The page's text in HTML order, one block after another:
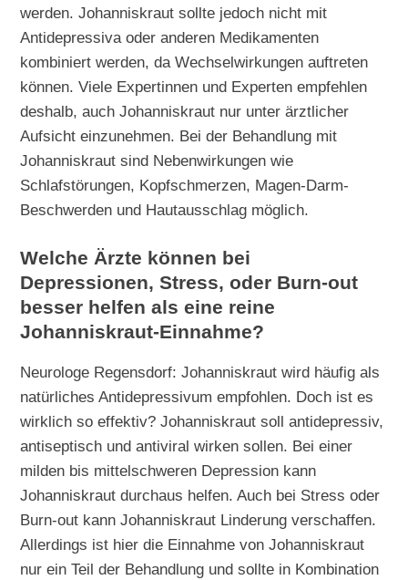
werden. Johanniskraut sollte jedoch nicht mit
Antidepressiva oder anderen Medikamenten
kombiniert werden, da Wechselwirkungen auftreten
können. Viele Expertinnen und Experten empfehlen
deshalb, auch Johanniskraut nur unter ärztlicher
Aufsicht einzunehmen. Bei der Behandlung mit
Johanniskraut sind Nebenwirkungen wie
Schlafstörungen, Kopfschmerzen, Magen-Darm-
Beschwerden und Hautausschlag möglich.
Welche Ärzte können bei
Depressionen, Stress, oder Burn-out
besser helfen als eine reine
Johanniskraut-Einnahme?
Neurologe Regensdorf: Johanniskraut wird häufig als
natürliches Antidepressivum empfohlen. Doch ist es
wirklich so effektiv? Johanniskraut soll antidepressiv,
antiseptisch und antiviral wirken sollen. Bei einer
milden bis mittelschweren Depression kann
Johanniskraut durchaus helfen. Auch bei Stress oder
Burn-out kann Johanniskraut Linderung verschaffen.
Allerdings ist hier die Einnahme von Johanniskraut
nur ein Teil der Behandlung und sollte in Kombination